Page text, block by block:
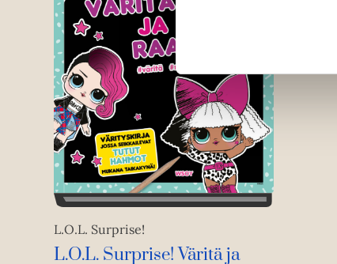
L.O.L. Surprise!
L.O.L. Surprise! Väritä ja